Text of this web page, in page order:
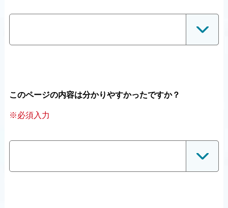
このページの内容は分かりやすかったですか？
※必須入力